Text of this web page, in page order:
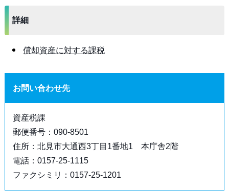
詳細
償却資産に対する課税
お問い合わせ先
資産税課
郵便番号：090-8501
住所：北見市大通西3丁目1番地1 本庁舎2階
電話：0157-25-1115
ファクシミリ：0157-25-1201